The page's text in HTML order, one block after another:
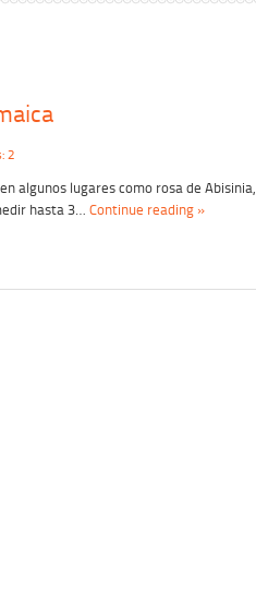
2
algunos lugares como rosa de Abisinia,
hasta 3… Continue reading »